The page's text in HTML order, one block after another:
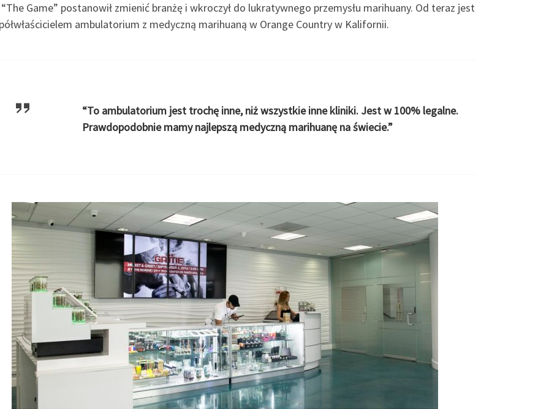
Game” postanowił zmienić branżę i wkroczył do lukratywnego przemysłu marihuany. Od teraz jest
ambulatorium z medyczną marihuaną w Orange Country w Kalifornii.
“To ambulatorium jest trochę inne, niż wszystkie inne kliniki. Jest w 100% legalne.
Prawdopodobnie mamy najlepszą medyczną marihuanę na świecie.”